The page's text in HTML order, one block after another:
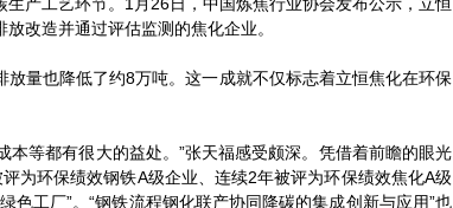
改造并通过评估监测的焦化企业。
量也降低了约8万吨。这一成就不仅标志着立恒焦化在环保
等都有很大的益处。”张天福感受颇深。凭借着前瞻的眼光
为环保绩效钢铁A级企业、连续2年被评为环保绩效焦化A级
色工厂”。“钢铁流程钢化联产协同降碳的集成创新与应用”也